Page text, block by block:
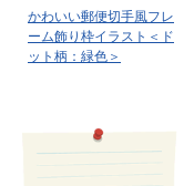
かわいい郵便切手風フレ
ーム飾り枠イラスト＜ド
ット柄：緑色＞